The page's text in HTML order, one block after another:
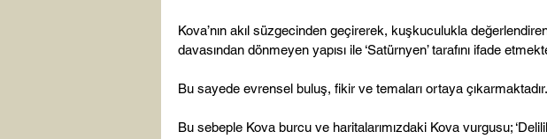
Kova’nın akıl süzgecinden geçirerek, kuşkuculukla
davasından dönmeyen yapısı ile ‘Satürnyen’ tarafını ifade
Bu sayede evrensel buluş, fikir ve temaları ortaya çıkarmaktadır.
Bu sebeple Kova burcu ve haritalarımızdaki Kova vurgusu;